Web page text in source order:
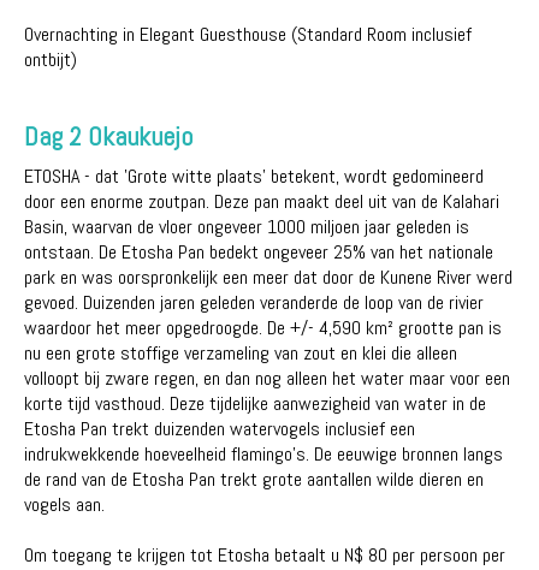
Overnachting in Elegant Guesthouse (Standard Room inclusief
ontbijt)
Dag 2 Okaukuejo
ETOSHA - dat 'Grote witte plaats' betekent, wordt gedomineerd
door een enorme zoutpan. Deze pan maakt deel uit van de Kalahari
Basin, waarvan de vloer ongeveer 1000 miljoen jaar geleden is
ontstaan. De Etosha Pan bedekt ongeveer 25% van het nationale
park en was oorspronkelijk een meer dat door de Kunene River werd
gevoed. Duizenden jaren geleden veranderde de loop van de rivier
waardoor het meer opgedroogde. De +/- 4,590 km² grootte pan is
nu een grote stoffige verzameling van zout en klei die alleen
volloopt bij zware regen, en dan nog alleen het water maar voor een
korte tijd vasthoud. Deze tijdelijke aanwezigheid van water in de
Etosha Pan trekt duizenden watervogels inclusief een
indrukwekkende hoeveelheid flamingo's. De eeuwige bronnen langs
de rand van de Etosha Pan trekt grote aantallen wilde dieren en
vogels aan.
Om toegang te krijgen tot Etosha betaalt u N$ 80 per persoon per